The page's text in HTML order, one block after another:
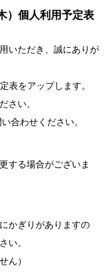
）個人利用予定表
いただき、誠にありが
表をアップします。
さい。
合わせください。
する場合がございま
かぎりがありますの
い。
ん）